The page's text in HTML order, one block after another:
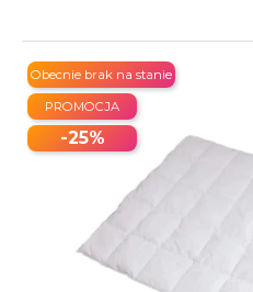
PROMOCJA
-25%
Obecnie brak na stanie